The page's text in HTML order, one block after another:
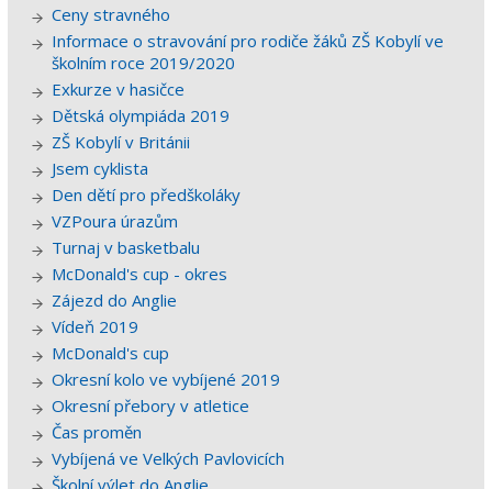
Ceny stravného
Informace o stravování pro rodiče žáků ZŠ Kobylí ve
školním roce 2019/2020
Exkurze v hasičce
Dětská olympiáda 2019
ZŠ Kobylí v Británii
Jsem cyklista
Den dětí pro předškoláky
VZPoura úrazům
Turnaj v basketbalu
McDonald's cup - okres
Zájezd do Anglie
Vídeň 2019
McDonald's cup
Okresní kolo ve vybíjené 2019
Okresní přebory v atletice
Čas proměn
Vybíjená ve Velkých Pavlovicích
Školní výlet do Anglie